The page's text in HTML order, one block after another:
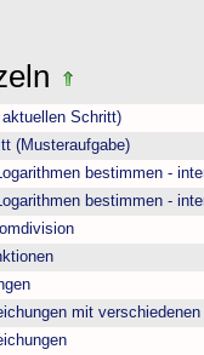
Schritt)
(Musteraufgabe)
bestimmen -
bestimmen -
mit verschiedenen